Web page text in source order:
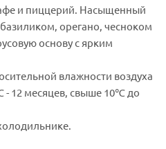
и пиццерий. Насыщенный
орегано, чесноком
основу с ярким
влажности воздуха
- 12 месяцев, свыше 10℃ до